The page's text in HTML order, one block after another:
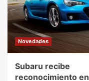
Novedades
Subaru recibe
reconocimiento en